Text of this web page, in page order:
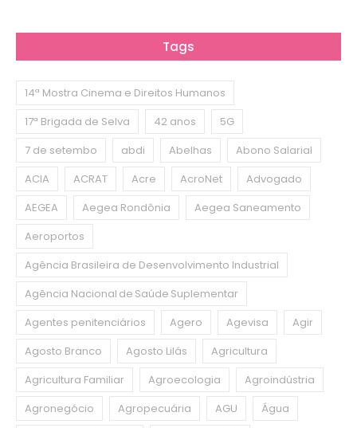
Tags
14ª Mostra Cinema e Direitos Humanos
17ª Brigada de Selva
42 anos
5G
7 de setembo
abdi Abelhas
Abono Salarial
ACIA
ACRAT Acre AcroNet
Advogado
AEGEA
Aegea Rondônia
Aegea Saneamento
Aeroportos
Agência Brasileira de Desenvolvimento Industrial
Agência Nacional de Saúde Suplementar
Agentes penitenciários
Agero Agevisa
Agir
Agosto Branco
Agosto Lilás
Agricultura
Agricultura Familiar
Agroecologia
Agroindústria
Agronegócio
Agropecuária AGU
Água